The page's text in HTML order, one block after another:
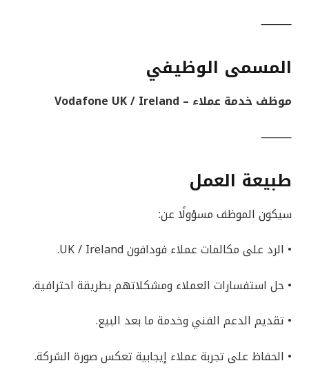
⸻
المسمى الوظيفي
موظف خدمة عملاء – Vodafone UK / Ireland
⸻
طبيعة العمل
سيكون الموظف مسؤولًا عن:
• الرد على مكالمات عملاء فودافون UK / Ireland.
• حل استفسارات العملاء ومشكلاتهم بطريقة احترافية.
• تقديم الدعم الفني وخدمة ما بعد البيع.
• الحفاظ على تجربة عملاء إيجابية تعكس صورة الشركة.